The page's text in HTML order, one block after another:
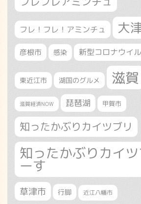
フレ！フレ！アミンチュ 大
彦根市 感染 新型コロナウイ
東近江市 湖国のグルメ 滋賀
滋賀経済NOW 琵琶湖 甲賀市
知ったかぶりカイツブリ
知ったかぶりカイ
ーす
草津市 行脚 近江八幡市